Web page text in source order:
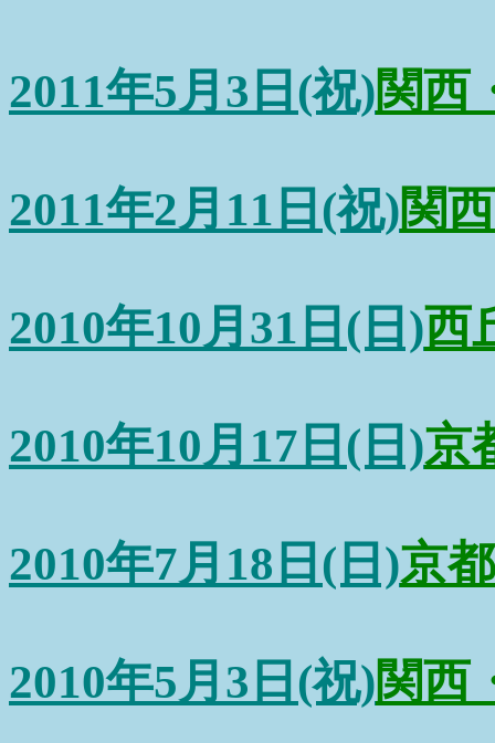
2011年5月3日(祝)関西
2011年2月11日(祝)関
2010年10月31日(日)西
2010年10月17日(日)京
2010年7月18日(日)京
2010年5月3日(祝)関西